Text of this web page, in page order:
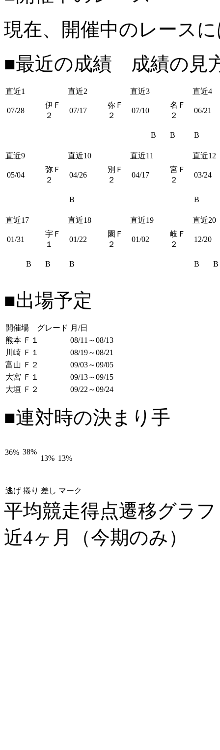
現在、開催中のレース
■最近の成績 成績の見
直近1 直近2 直近3 直近4
07/28
伊Ｆ
２
07/17
弥Ｆ
２
07/10
名Ｆ
２
B B
06/21
B
直近9 直近10 直近11 直近12
05/04
弥Ｆ
２
04/26
別Ｆ
２
B
04/17
宮Ｆ
２
03/24
B
直近17 直近18 直近19 直近20
01/31
宇Ｆ
１
B B
01/22
園Ｆ
２
B
01/02
岐Ｆ
２
12/20
B B
■出場予定
開催場 グレード 月/日
熊本 Ｆ１
08/11～08/13
川崎 Ｆ１
08/19～08/21
富山 Ｆ２
09/03～09/05
大宮 Ｆ１
09/13～09/15
大垣 Ｆ２
09/22～09/24
■連対時の決まり手
36% 38%
13% 13%
逃げ 捲り 差し マーク
平均競走得点遷移グラ
近4ヶ月（今期のみ）